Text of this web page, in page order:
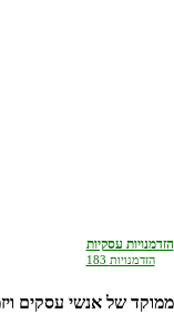
הזדמנויות עסקיות
183 הזדמנויות